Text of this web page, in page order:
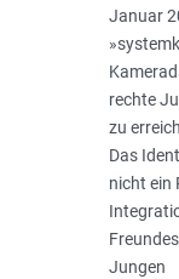
Januar
rechte
zu
Das
nicht ein
Jungen